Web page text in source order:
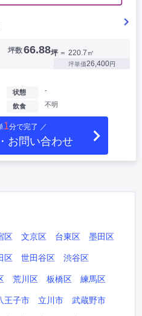
坪数66.88坪 ＝ 220.7㎡
坪単価26,400円
状態 -
飲食 不明
1分で完了 ／
お問い合わせ
区 文京区 台東区 墨田区
区 世田谷区 渋谷区
荒川区 板橋区 練馬区
王子市 立川市 武蔵野市